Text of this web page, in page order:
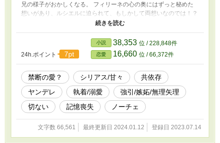
兄の様子がおかしくなる。 フィリーネの心の奥にはずっと秘めた
想いがあり、ルシエルに迫られて、もしかして両想いなのでは！？
と浮かれてしまう。 しかし、父から『ルシエルは妹を救えなかっ
たことを未だに悔やんでいる』と聞かされる。 フィリーネに過剰
な感情を向けてくるのは、亡き妹の身代わりだと思い込み、強い後
悔からそれが歪んだ形に変わってしまったのではないかと説明され
る。 このままルシエルの傍にいればフィリーネまでおかしくなる
のではないかと心配した父は、婚約を早く進めようと考えているよ
うだが……。 絶対に手放したくないルシエルは、戸惑うフィリー
ネの心に何度も付け入ろうとしてきて翻弄させてくる。 今回は少
しシリアス寄りの話？になるかもしれません。でも基本は多分甘々
です。 強引に責められる場面が多くなる予定なので、苦手な方は
ご注意ください。 ＊＊＊補足説明＊＊＊ R18作品になります。ご
注意ください。 前戯～本番※（キスや軽いスキンシップには入れ
ていません） 更新は不定期になります。
24h.ポイント 7pt
小説 38,353 位 / 228,848件
恋愛 16,660 位 / 66,372件
禁断の愛？ シリアス/甘々
共依存
ヤンデレ
執着/溺愛
強引/嫉妬/無理矢理
切ない
記憶喪失 ノーチェ
文字数 66,561 最終更新日 2024.01.12 登録日 2023.07.14